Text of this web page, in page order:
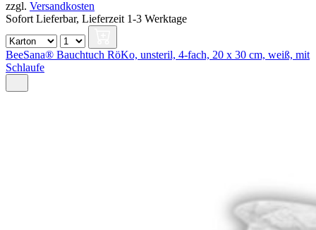
zzgl. Versandkosten
Sofort Lieferbar, Lieferzeit 1-3 Werktage
BeeSana® Bauchtuch RöKo, unsteril, 4-fach, 20 x 30 cm, weiß, mit
Schlaufe